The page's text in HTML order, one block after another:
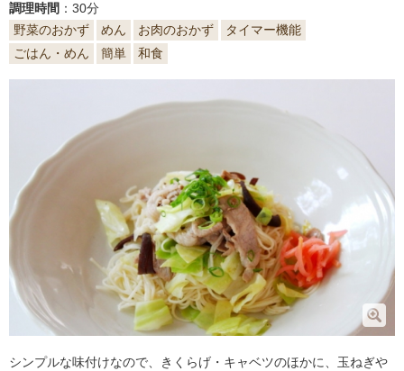
調理時間 ：30分
野菜のおかず
めん お肉のおかず
タイマー機能
ごはん・めん
簡単 和食
シンプルな味付けなので、きくらげ・キャベツのほかに、玉ねぎや